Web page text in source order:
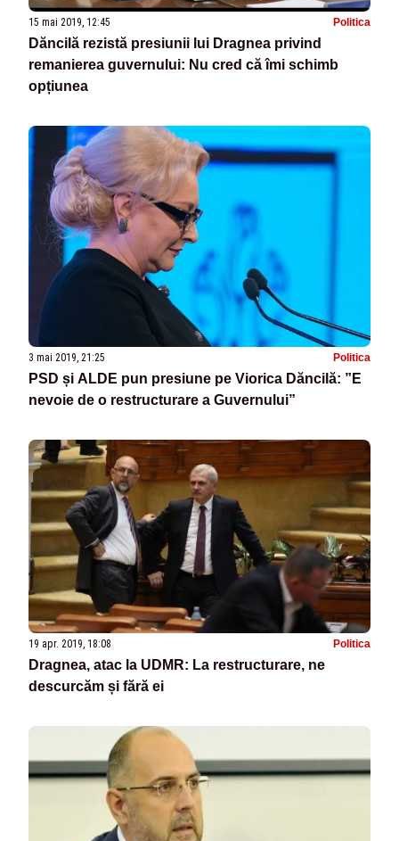
15 mai 2019, 12:45 Politica
Dăncilă rezistă presiunii lui Dragnea privind
remanierea guvernului: Nu cred că îmi schimb
opțiunea
3 mai 2019, 21:25 Politica
PSD și ALDE pun presiune pe Viorica Dăncilă: ”E
nevoie de o restructurare a Guvernului”
19 apr. 2019, 18:08 Politica
Dragnea, atac la UDMR: La restructurare, ne
descurcăm și fără ei